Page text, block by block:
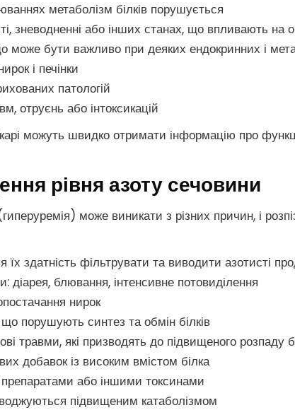
метаболізм білків порушується
зневодненні або інших станах, що впливають на
може бути важливо при деяких ендокринних і
і печінки
патологій
отруєнь або інтоксикацій
можуть швидко отримати інформацію про
рівня азоту сечовини
може виникати з різних причин, і
здатність фільтрувати та виводити азотисті
діарея, блювання, інтенсивне потовиділення
нирок
що порушують синтез та обмін білків
травми, які призводять до підвищеного розпаду
добавок із високим вмістом білка
препаратами або іншими токсинами
підвищеним катаболізмом